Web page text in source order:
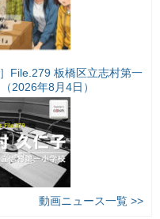
File.279 板橋区立志村第一
2026年8月4日）
動画ニュース一覧 >>